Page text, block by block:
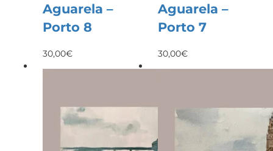
Aguarela –
Porto 8
30,00€
Aguarela –
Porto 7
30,00€